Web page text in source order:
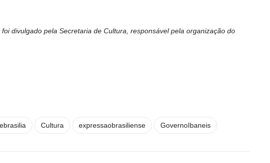
divulgado pela Secretaria de Cultura, responsável pela organização do
Cultura expressaobrasiliense GovernoIbaneis